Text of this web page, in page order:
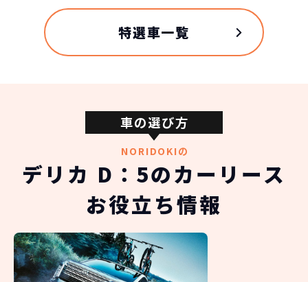
自動車ローン
514万円
税込
5,148,000円
NORIDOKIが提案するカーライフ
三菱自動車 デリカ D：5の
スペック
車両重量
特選車一覧
車の選び方
NORIDOKIの
デリカ D：5のカーリース
お役立ち情報